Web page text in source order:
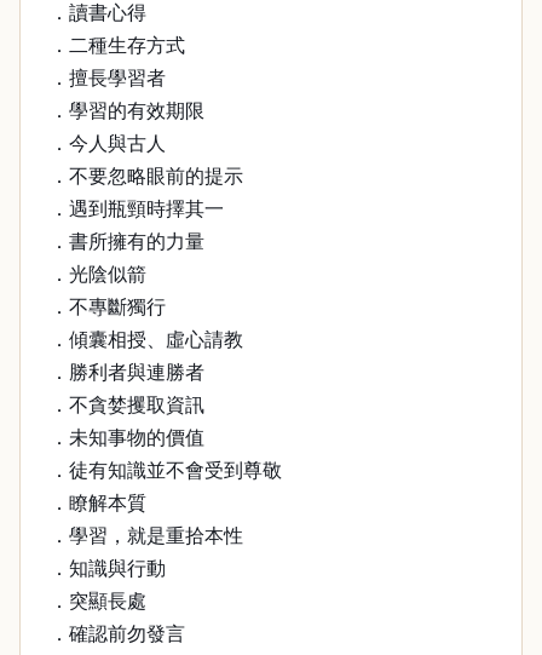
．讀書心得
．二種生存方式
．擅長學習者
．學習的有效期限
．今人與古人
．不要忽略眼前的提示
．遇到瓶頸時擇其一
．書所擁有的力量
．光陰似箭
．不專斷獨行
．傾囊相授、虛心請教
．勝利者與連勝者
．不貪婪攫取資訊
．未知事物的價值
．徒有知識並不會受到尊敬
．瞭解本質
．學習，就是重拾本性
．知識與行動
．突顯長處
．確認前勿發言